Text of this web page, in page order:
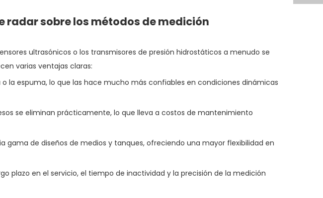
radar sobre los métodos de medición
ultrasónicos o los transmisores de presión hidrostáticos a menudo se
varias ventajas claras:
la espuma, lo que las hace mucho más confiables en condiciones dinámicas
se eliminan prácticamente, lo que lleva a costos de mantenimiento
gama de diseños de medios y tanques, ofreciendo una mayor flexibilidad en
plazo en el servicio, el tiempo de inactividad y la precisión de la medición